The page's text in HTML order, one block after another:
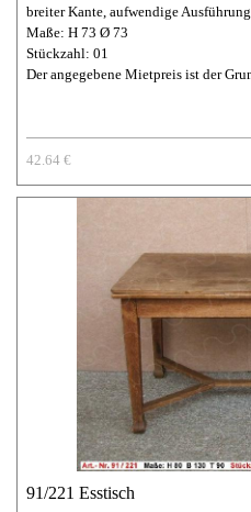
breiter Kante, aufwendige Ausführung
Maße: H 73 Ø 73
Stückzahl: 01
Der angegebene Mietpreis ist der
42.64 €
91/221 Esstisch